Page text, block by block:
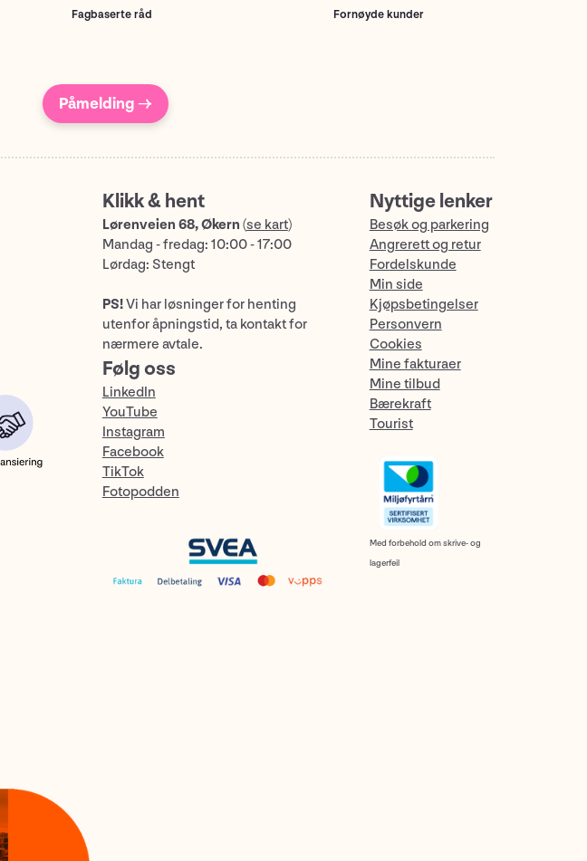
Fagbaserte råd Fornøyde kunder
Påmelding →
Klikk & hent
Lørenveien 68, Økern (se kart)
Mandag - fredag: 10:00 - 17:00
Lørdag: Stengt
PS!Vi har løsninger for henting
utenfor åpningstid, ta kontakt for
nærmere avtale.
Følg oss
LinkedIn
YouTube
Instagram
Facebook
TikTok
Fotopodden
Nyttige lenker
Besøk og parkering
Angrerett og retur
Fordelskunde
Min side
Kjøpsbetingelser
Personvern
Cookies
Mine fakturaer
Mine tilbud
Bærekraft
Tourist
Med forbehold om skrive- og
lagerfeil